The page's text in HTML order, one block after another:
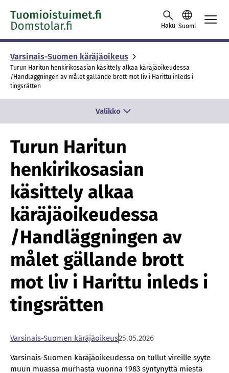
Skip to content -saavutettavuusohje
Haku Suomi
Varsinais-Suomen käräjäoikeus
Turun Haritun henkirikosasian käsittely alkaa käräjäoikeudessa
/Handläggningen av målet gällande brott mot liv i Harittu inleds i
tingsrätten
Valikko
Turun Haritun
henkirikosasian
käsittely alkaa
käräjäoikeudessa
/Handläggningen av
målet gällande brott
mot liv i Harittu inleds i
tingsrätten
Var­si­nais-Suo­men kä­rä­jä­oi­keus25.05.2026
Varsinais-Suomen käräjäoikeudessa on tullut vireille syyte
muun muassa murhasta vuonna 1983 syntynyttä miestä